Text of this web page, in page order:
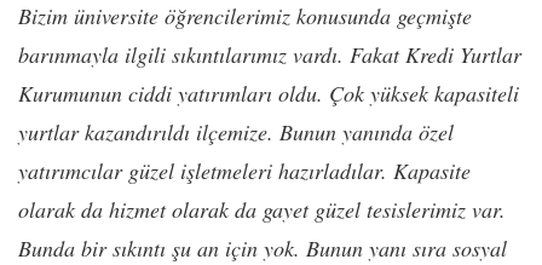
Bizim üniversite öğrencilerimiz konusunda geçmişte
barınmayla ilgili sıkıntılarımız vardı. Fakat Kredi Yurtlar
Kurumunun ciddi yatırımları oldu. Çok yüksek kapasiteli
yurtlar kazandırıldı ilçemize. Bunun yanında özel
yatırımcılar güzel işletmeleri hazırladılar. Kapasite
olarak da hizmet olarak da gayet güzel tesislerimiz var.
Bunda bir sıkıntı şu an için yok. Bunun yanı sıra sosyal